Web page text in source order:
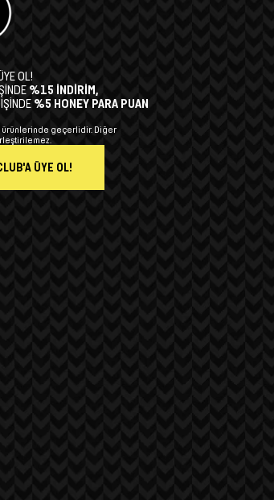
OL!
%15 İNDİRİM,
%5 HONEY PARA PUAN
ürünlerinde geçerlidir. Diğer
ÜYE OL!